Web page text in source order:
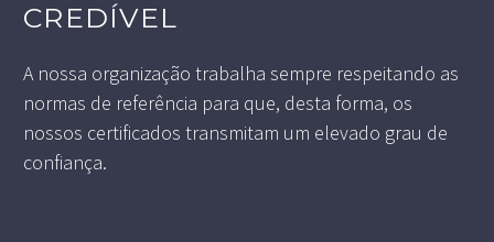
CREDÍVEL
A nossa organização trabalha sempre respeitando as
normas de referência para que, desta forma, os
nossos certificados transmitam um elevado grau de
confiança.